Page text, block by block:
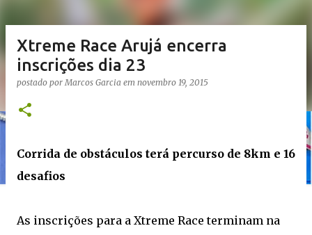
Xtreme Race Arujá encerra
inscrições dia 23
postado porMarcos Garcia em novembro 19, 2015
Corrida de obstáculos terá percurso de 8km e 16
desafios
As inscrições para a Xtreme Race terminam na